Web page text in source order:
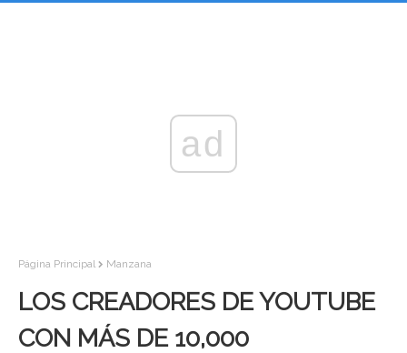
ad
Página Principal Manzana
LOS CREADORES DE YOUTUBE
CON MÁS DE 10,000